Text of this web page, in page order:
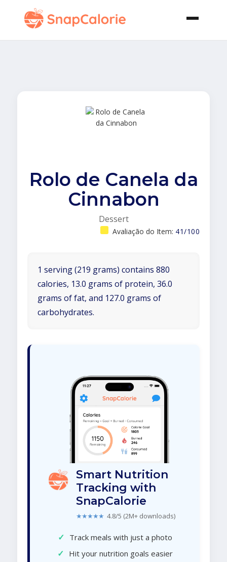
Rolo de Canela da
Cinnabon
Dessert
Avaliação do Item: 41/100
1 serving (219 grams) contains 880
calories, 13.0 grams of protein, 36.0
grams of fat, and 127.0 grams of
carbohydrates.
Smart Nutrition
Tracking with
SnapCalorie
★★★★★ 4.8/5 (2M+ downloads)
✓ Track meals with just a photo
✓ Hit your nutrition goals easier